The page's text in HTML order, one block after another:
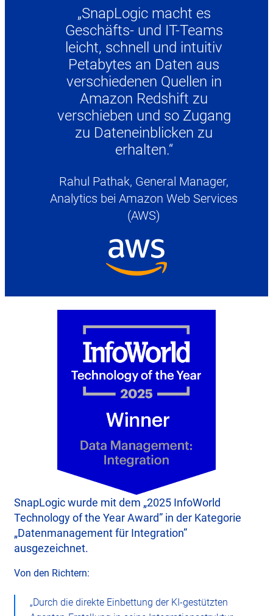
„SnapLogic macht es
Geschäfts- und IT-Teams
leicht, schnell und intuitiv
Petabytes an Daten aus
verschiedenen Quellen in
Amazon Redshift zu
verschieben und so Zugang
zu Dateneinblicken zu
erhalten.“
Rahul Pathak, General Manager,
Analytics bei Amazon Web Services
(AWS)
SnapLogic wurde mit dem „2025 InfoWorld
Technology of the Year Award” in der Kategorie
„Datenmanagement für Integration”
ausgezeichnet.
Von den Richtern:
„Durch die direkte Einbettung der KI-gestützten